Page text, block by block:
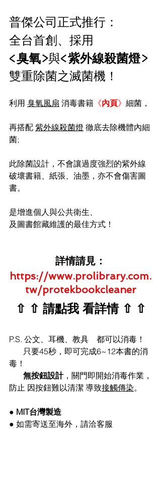
普傑公司正式推行：
全台首創、採用
<臭氧>與<紫外線殺菌燈>
雙重除菌之滅菌機！
利用 臭氧風扇 消毒書籍 《內頁》 細菌，
再搭配 紫外線殺菌燈 徹底去除機體內細
菌;
此除菌設計，不會讓過度強烈的紫外線
破壞書籍、紙張、油墨，亦不會傷害圖
書。
是增進個人與公共衛生、
及圖書館藏維護的最佳方式！
詳情請見：
https://www.prolibrary.com.
tw/protekbookcleaner
⇧ ⇧ 請點我 看詳情 ⇧ ⇧
P.S. 公文、耳機、教具　都可以消毒！
只要45秒，即可完成6~12本書的消
毒！
無按鈕設計，關門即開始消毒作業，
防止 因按鈕難以清潔 導致接觸傳染。
● MIT台灣製造
● 如需寄送至海外，請洽客服